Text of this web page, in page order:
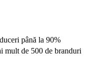
până la 90%
mult de 500 de branduri